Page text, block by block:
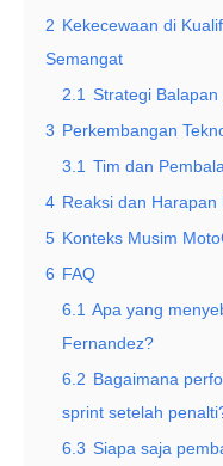
2 Kekecewaan di
Semangat
2.1 Strategi
3 Perkembangan
3.1 Tim dan
4 Reaksi dan
5 Konteks Musim
6 FAQ
6.1 Apa yang
Fernandez?
6.2 Bagaimana
sprint setelah
6.3 Siapa saja